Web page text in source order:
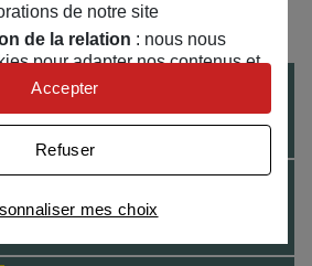
PUBLIC 10 ANS +
mentalisme
de notre site
de la relation : nous nous
pour adapter nos contenus et
offres
: nous utilisons avec nos
mes choix
Refuser
Accepter